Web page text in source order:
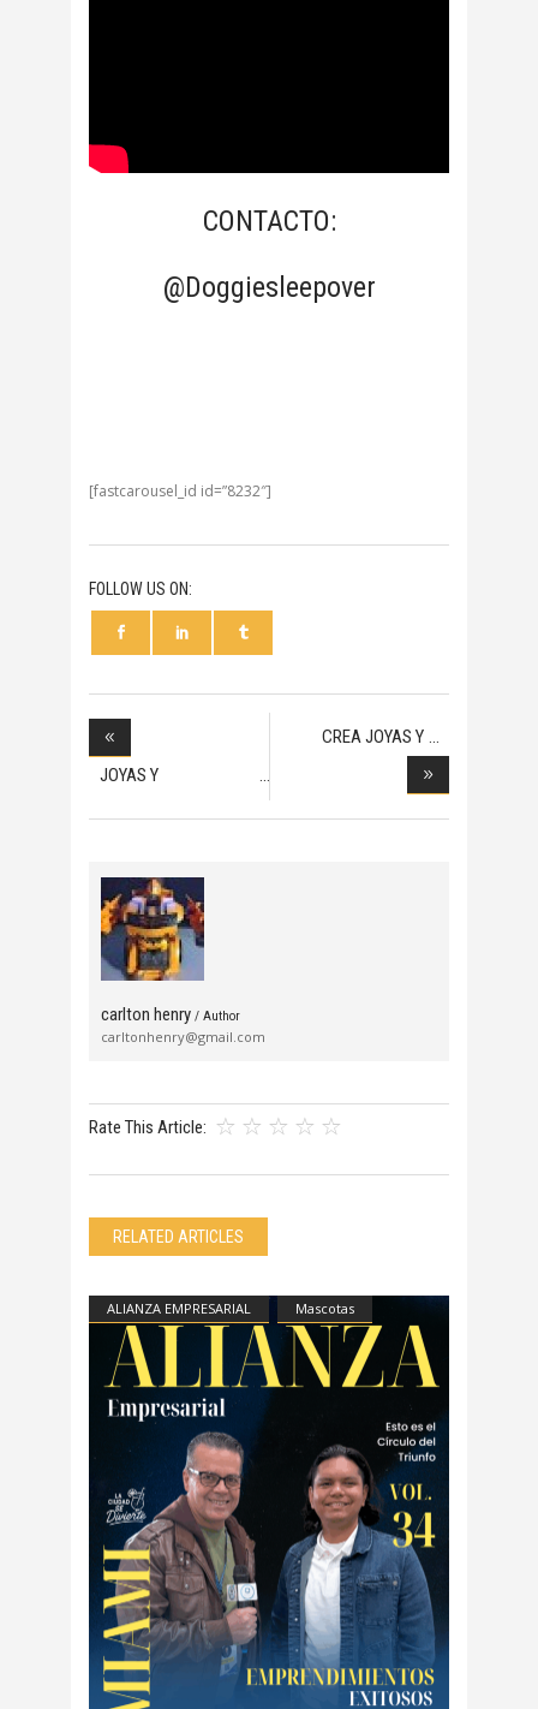
CONTACTO:
@Doggiesleepover
[fastcarousel_id id=”8232″]
FOLLOW US ON:
JOYAS Y
CREA JOYAS Y
carlton henry / Author
carltonhenry@gmail.com
Rate This Article:
RELATED ARTICLES
ALIANZA EMPRESARIAL Mascotas